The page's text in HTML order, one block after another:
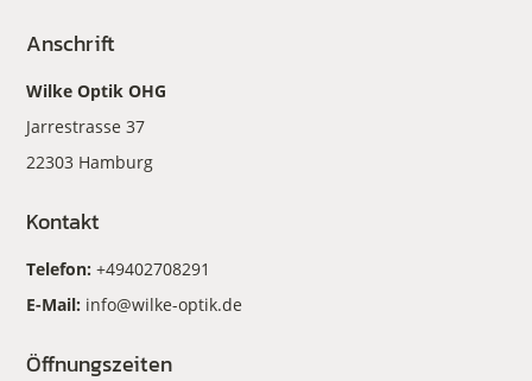
Anschrift
Wilke Optik OHG
Jarrestrasse 37
22303 Hamburg
Kontakt
Telefon:+49402708291
E-Mail: info@wilke-optik.de
Öffnungszeiten